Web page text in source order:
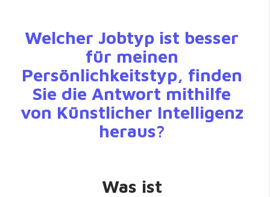
Welcher Jobtyp ist besser
für meinen
Persönlichkeitstyp, finden
Sie die Antwort mithilfe
von Künstlicher Intelligenz
heraus?
Was ist